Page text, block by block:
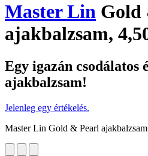
Master Lin Gold
ajakbalzsam,
Egy igazán csodálatos
ajakbalzsam!
Jelenleg egy értékelés.
Master Lin Gold & Pearl ajakbalzsam